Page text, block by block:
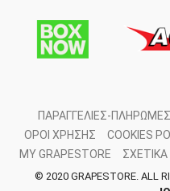
ΠΑΡΑΓΓΕΛΊΕΣ-
ΌΡΟΙ ΧΡΉΣΗΣ
COOKIES
MY GRAPESTORE
© 2020 GRAPESTORE. ALL